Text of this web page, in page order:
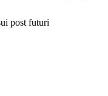
post futuri